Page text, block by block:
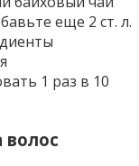
еще 2 ст. л.
1 раз в 10
волос